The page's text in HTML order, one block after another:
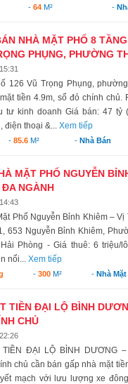
- 64M² -
NHÀ MẶT PHỐ 8
PHỤNG, PHƯỜNG
126 Vũ Trọng Phụng,
tiền 4.9m, sổ đỏ chính
tư kinh doanh Giá bán: 47
điện thoại &...Xem tiếp
- 85.6M² - Nhà Bán
MẶT PHỐ NGUYỄN
ĐA NGÀNH
Phố Nguyễn Bỉnh Khiêm –
653 Nguyễn Bỉnh Khiêm,
Phòng - Giá thuê: 6 triệu/
nổi...Xem tiếp
-300 M² - Nhà
TIỀN ĐẠI LỘ BÌNH
CHỦ
TIỀN ĐẠI LỘ BÌNH DƯƠNG
chủ cần bán gấp nhà mặt
mạch với lưu lượng xe